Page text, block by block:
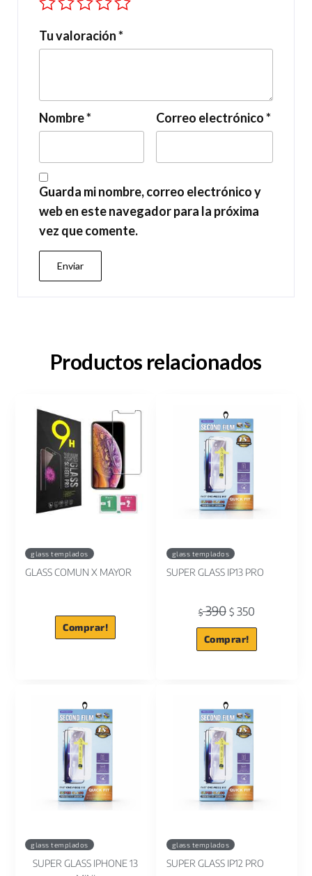
Tu valoración*
Nombre* Correo electrónico*
Guarda mi nombre, correo electrónico y
web en este navegador para la próxima
vez que comente.
Productos relacionados
glass templados
GLASS COMUN X MAYOR
Comprar!
glass templados
SUPER GLASS IP13 PRO
$390 $350
Comprar!
glass templados
SUPER GLASS IPHONE 13
glass templados
SUPER GLASS IP12 PRO